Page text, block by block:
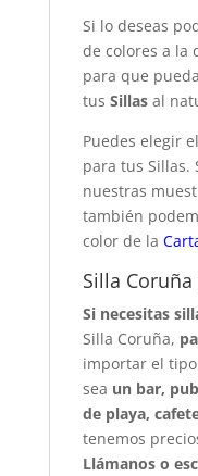
Si lo deseas
de colores a la
para que
tus Sillas al
Puedes elegir
para tus Sillas.
nuestras
también
color de la
Silla
Si necesitas
Silla Coruña,
importar el
sea un bar,
de playa,
tenemos
Llámanos o